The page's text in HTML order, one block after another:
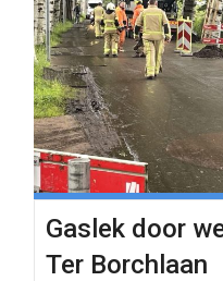
Gaslek door
Ter Borchlaan